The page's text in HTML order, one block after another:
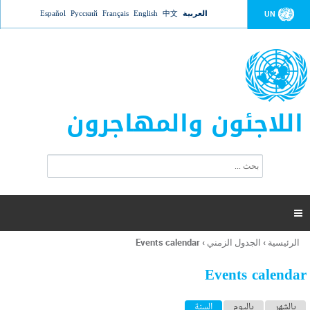
Jump to navigation UN العربية 中文
English
Français
Русский
Español
اللاجئون والمهاجرون
ت
ر
ل
ح
ب

أنت
هنا
الرئيسية › الجدول الزمني ›
Events calendar
Events calendar